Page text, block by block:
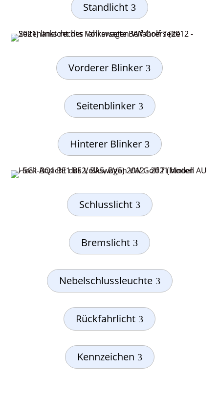
Standlicht
Vorderer Blinker
Seitenblinker
Hinterer Blinker
Schlusslicht
Bremslicht
Nebelschlussleuchte
Rückfahrlicht
Kennzeichen